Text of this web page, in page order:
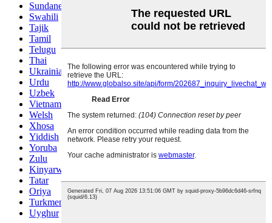
Sundanese
Swahili
Tajik
Tamil
Telugu
Thai
Ukrainian
Urdu
Uzbek
Vietnamese
Welsh
Xhosa
Yiddish
Yoruba
Zulu
Kinyarwanda
Tatar
Oriya
Turkmen
Uyghur